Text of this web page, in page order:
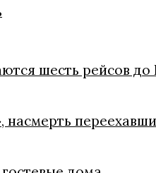
шесть рейсов до